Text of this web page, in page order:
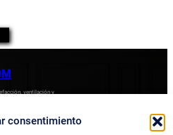
consentimiento
€.
€.
ventilación y